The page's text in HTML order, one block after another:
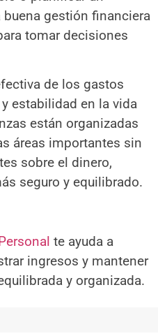
gestión financiera
tomar decisiones
de los gastos
estabilidad en la vida
están organizadas
áreas importantes sin
sobre el dinero,
seguro y equilibrado.
te ayuda a
ingresos y mantener
y organizada.